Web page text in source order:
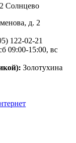
д. 2
122-02-21
09:00-15:00, вс
Золотухина